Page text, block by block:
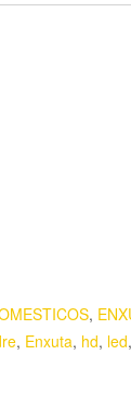
,
, Enxuta, hd, led,